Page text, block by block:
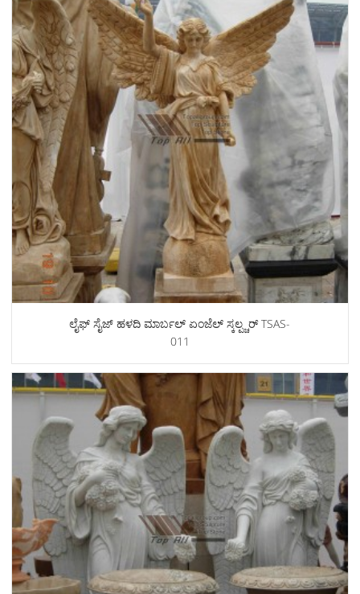
ಲೈಫ್ ಸೈಜ್ ಹಳದಿ ಮಾರ್ಬಲ್ ಏಂಜೆಲ್ ಸ್ಕಲ್ಪ್ಚರ್ TSAS-
011